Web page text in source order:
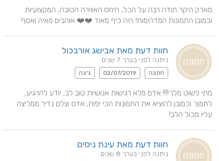
וכמובן התמונות המדהימות! היה כיף מאוד ❤️❤️ אוהבים מאיה ואסף
חוות דעת מאת אבישג אורבכול
ניתנה לפני בערך 7 שנים
חתונה 02/07/2019 ג'ונה
עליו מכול הלב!
חוות דעת מאת עינת ניסים
ניתנה לפני בערך 8 שנים